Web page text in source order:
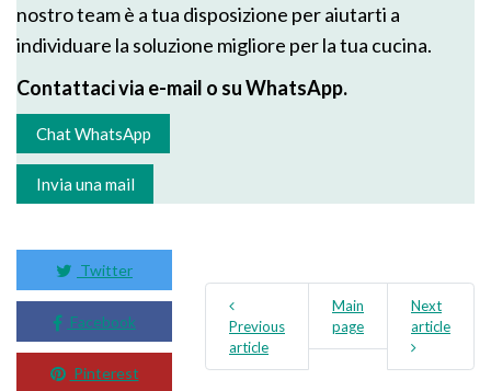
nostro team è a tua disposizione per aiutarti a
individuare la soluzione migliore per la tua cucina.
Contattaci via e-mail o su WhatsApp.
Chat WhatsApp
Invia una mail
Twitter
Facebook
Pinterest
Previous
article
Main
page
Next
article